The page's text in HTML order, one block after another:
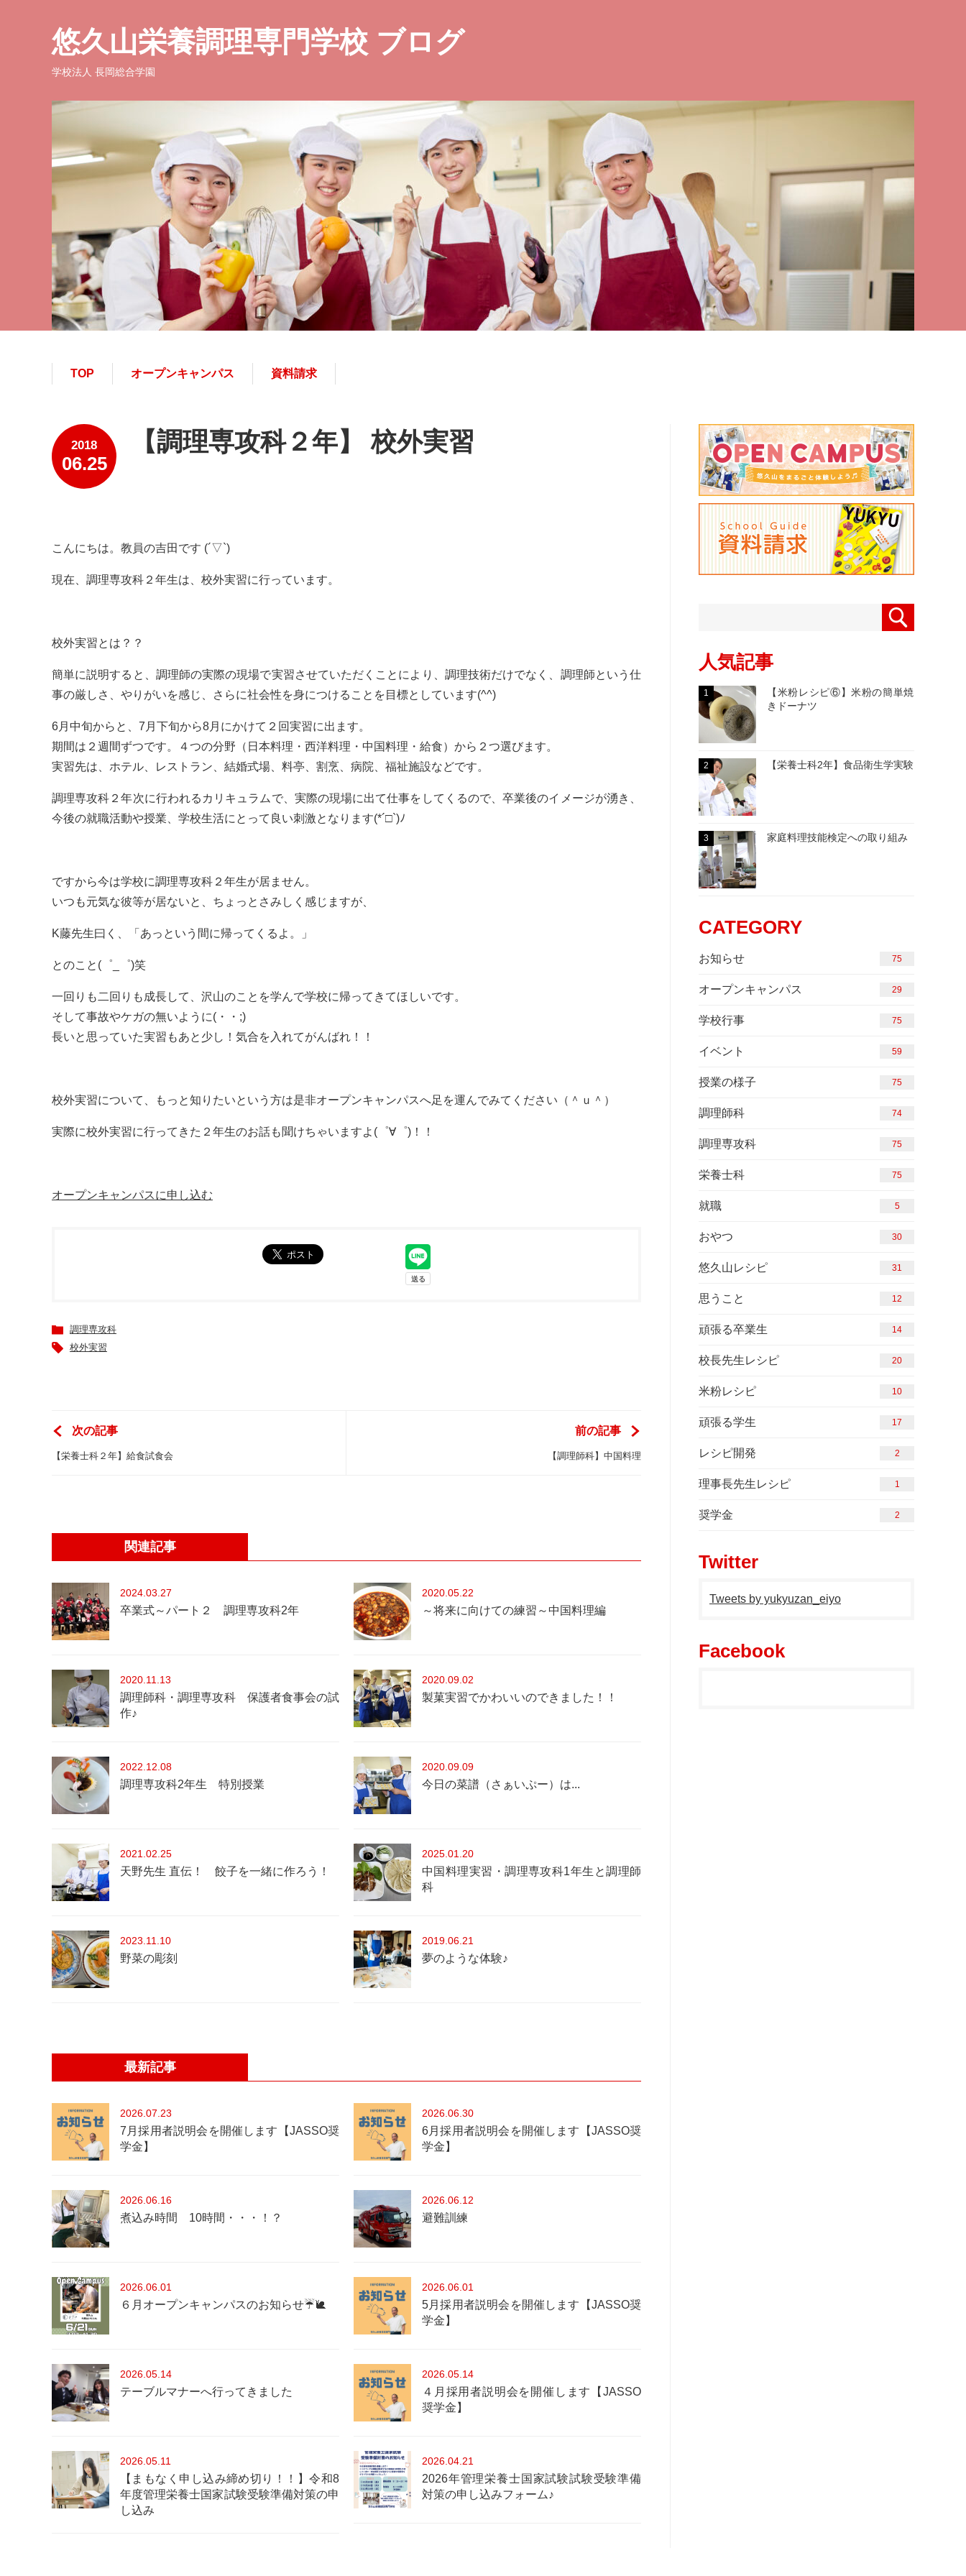
悠久山栄養調理専門学校 ブログ
学校法人 長岡総合学園
TOP オープンキャンパス 資料請求
2018
06.25
【調理専攻科２年】 校外実習
こんにちは。教員の吉田です (´▽`)
現在、調理専攻科２年生は、校外実習に行っています。
校外実習とは？？
簡単に説明すると、調理師の実際の現場で実習させていただくことにより、調理技術だけでなく、調理師という仕
事の厳しさ、やりがいを感じ、さらに社会性を身につけることを目標としています(^^)
6月中旬からと、7月下旬から8月にかけて２回実習に出ます。
期間は２週間ずつです。４つの分野（日本料理・西洋料理・中国料理・給食）から２つ選びます。
実習先は、ホテル、レストラン、結婚式場、料亭、割烹、病院、福祉施設などです。
調理専攻科２年次に行われるカリキュラムで、実際の現場に出て仕事をしてくるので、卒業後のイメージが湧き、
今後の就職活動や授業、学校生活にとって良い刺激となります(*´□`)ﾉ
ですから今は学校に調理専攻科２年生が居ません。
いつも元気な彼等が居ないと、ちょっとさみしく感じますが、
K藤先生曰く、「あっという間に帰ってくるよ。」
とのこと(゜_゜)笑
一回りも二回りも成長して、沢山のことを学んで学校に帰ってきてほしいです。
そして事故やケガの無いように(・・;)
長いと思っていた実習もあと少し！気合を入れてがんばれ！！
校外実習について、もっと知りたいという方は是非オープンキャンパスへ足を運んでみてください（＾ｕ＾）
実際に校外実習に行ってきた２年生のお話も聞けちゃいますよ(゜∀゜)！！
オープンキャンパスに申し込む
調理専攻科
校外実習
次の記事
【栄養士科２年】給食試食会
前の記事
【調理師科】中国料理
関連記事
2024 03.27
卒業式～パート２ 調理専攻科2年
2020 05.22
～将来に向けての練習～中国料理編
2020 11.13
調理師科・調理専攻科 保護者食事会の試
作♪
2020 09.02
製菓実習でかわいいのできました！！
2022 12.08
調理専攻科2年生 特別授業
2020 09.09
今日の菜譜（さぁいぷー）は...
2021 02.25
天野先生 直伝！ 餃子を一緒に作ろう！
2025 01.20
中国料理実習・調理専攻科1年生と調理師
科
2023 11.10
野菜の彫刻
2019 06.21
夢のような体験♪
最新記事
2026 07.23
7月採用者説明会を開催します【JASSO奨
学金】
2026 06.30
6月採用者説明会を開催します【JASSO奨
学金】
2026 06.16
煮込み時間 10時間・・・！？
2026 06.12
避難訓練
2026 06.01
６月オープンキャンパスのお知らせ☔🐌
2026 06.01
5月採用者説明会を開催します【JASSO奨
学金】
2026 05.14
テーブルマナーへ行ってきました
2026 05.14
４月採用者説明会を開催します【JASSO
奨学金】
2026 05.11
【まもなく申し込み締め切り！！】令和8
年度管理栄養士国家試験受験準備対策の申
し込み
2026 04.21
2026年管理栄養士国家試験試験受験準備
対策の申し込みフォーム♪
人気記事
1
【米粉レシピ⑥】米粉の簡単焼
きドーナツ
2 【栄養士科2年】食品衛生学実験
3 家庭料理技能検定への取り組み
CATEGORY
お知らせ 84
オープンキャンパス 29
学校行事 84
イベント 59
授業の様子 84
調理師科 74
調理専攻科 84
栄養士科 84
就職 5
おやつ 30
悠久山レシピ 31
思うこと 12
頑張る卒業生 14
校長先生レシピ 20
米粉レシピ 10
頑張る学生 17
レシピ開発 2
理事長先生レシピ 1
奨学金 2
Twitter
Tweets by yukyuzan_eiyo
Facebook